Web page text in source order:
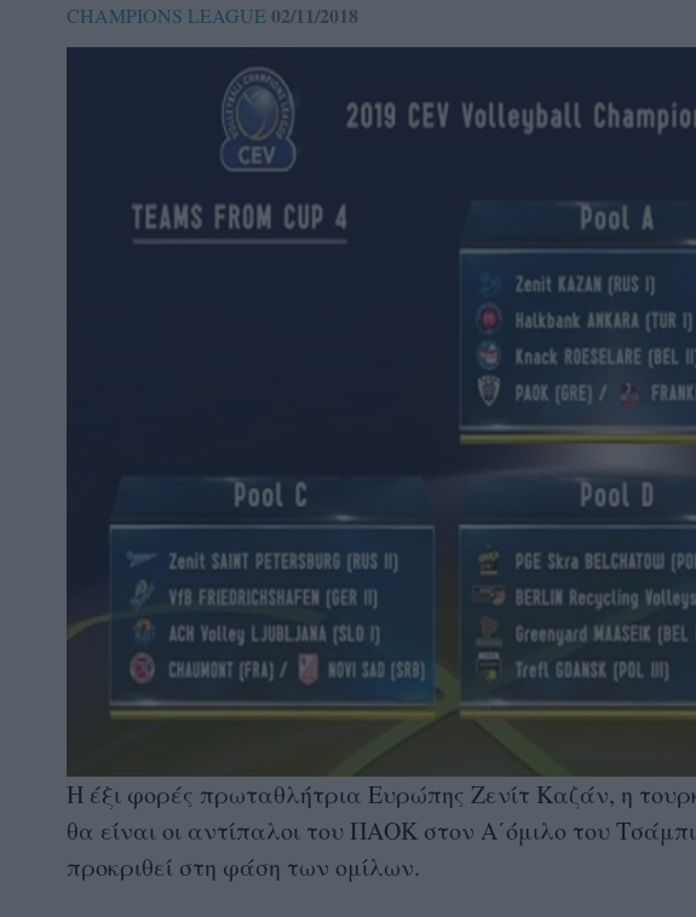
CHAMPIONS LEAGUE 02/11/2018
Η έξι φορές πρωταθλήτρια Ευρώπης Ζενίτ Καζάν, η
θα είναι οι αντίπαλοι του ΠΑΟΚ στον Α΄όμιλο του
προκριθεί στη φάση των ομίλων.